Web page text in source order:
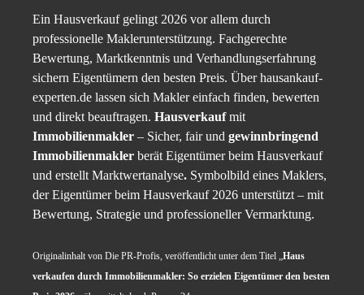
Ein Hausverkauf gelingt 2026 vor allem durch
professionelle Maklerunterstützung. Fachgerechte
Bewertung, Marktkenntnis und Verhandlungserfahrung
sichern Eigentümern den besten Preis. Über hausankauf-
experten.de lassen sich Makler einfach finden, bewerten
und direkt beauftragen. Hausverkaufmit
Immobilienmakler – Sicher, fair und gewinnbringend
Immobilienmakler berät Eigentümer beim Hausverkauf
und erstellt Marktwertanalyse. Symbolbild eines Maklers,
der Eigentümer beim Hausverkauf 2026 unterstützt – mit
Bewertung, Strategie und professioneller Vermarktung.
Originalinhalt von Die PR-Profis, veröffentlicht unter dem Titel „Haus
verkaufen durch Immobilienmakler: So erzielen Eigentümer den besten